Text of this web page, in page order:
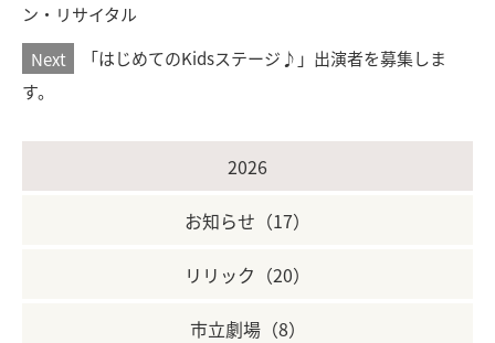
ン・リサイタル
Next
「はじめてのKidsステージ♪」出演者を募集しま
す。
2026
お知らせ（17）
リリック（20）
市立劇場（8）